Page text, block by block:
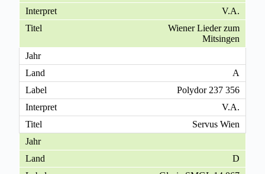
V.A.
Wiener Lieder zum
Mitsingen
A
Polydor 237 356
V.A.
Servus Wien
D